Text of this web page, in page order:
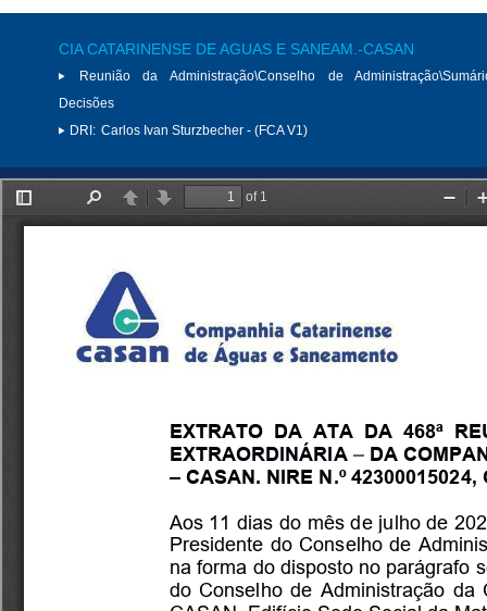
CIA CATARINENSE DE AGUAS E SANEAM.-CASAN
Reunião da Administração\Conselho de
Decisões
DRI: Carlos Ivan Sturzbecher - (FCA V1)